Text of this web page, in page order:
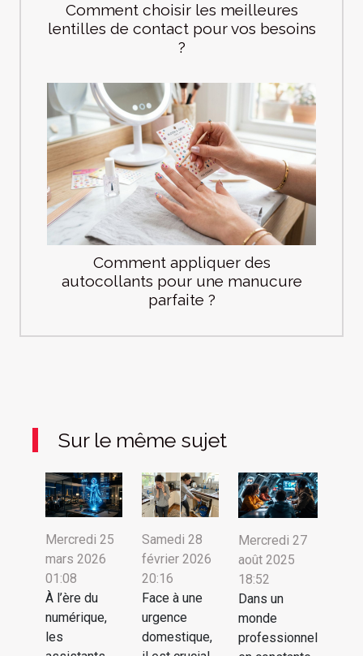
Comment choisir les meilleures
lentilles de contact pour vos besoins
?
Comment appliquer des
autocollants pour une manucure
parfaite ?
Sur le même sujet
Mercredi 25
mars 2026
01:08
À l’ère du
numérique,
les
Samedi 28
février 2026
20:16
Face à une
urgence
domestique,
Mercredi 27
août 2025
18:52
Dans un
monde
professionnel